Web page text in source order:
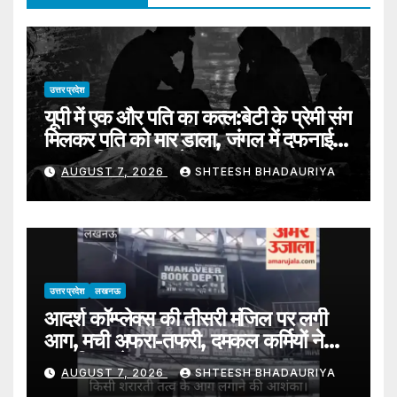
उत्तर प्रदेश
यूपी में एक और पति का कत्ल:बेटी के प्रेमी संग
मिलकर पति को मार डाला, जंगल में दफनाई
लाश; पुलिस तलाश में जुटी – Mother-
daughter Duo Allegedly Kill
Husband With Daughter’s
Lover Bury Body In Mathura
Forest
AUGUST 7, 2026 SHTEESH BHADAURIYA
उत्तर प्रदेश लखनऊ
आदर्श कॉम्प्लेक्स की तीसरी मंजिल पर लगी
आग, मची अफरा-तफरी, दमकल कर्मियों ने
40 मिनट में पाया काबू
AUGUST 7, 2026 SHTEESH BHADAURIYA